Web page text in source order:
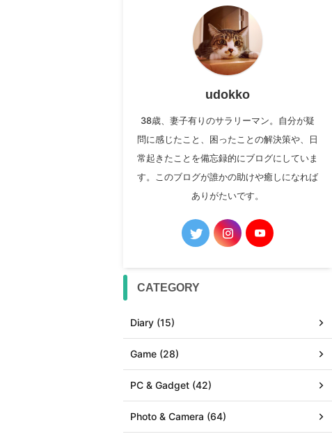
udokko
38歳、妻子有りのサラリーマン。自分が疑
問に感じたこと、困ったことの解決策や、日
常起きたことを備忘録的にブログにしていま
す。このブログが誰かの助けや癒しになれば
ありがたいです。
CATEGORY
Diary (15)
Game (28)
PC & Gadget (42)
Photo & Camera (64)